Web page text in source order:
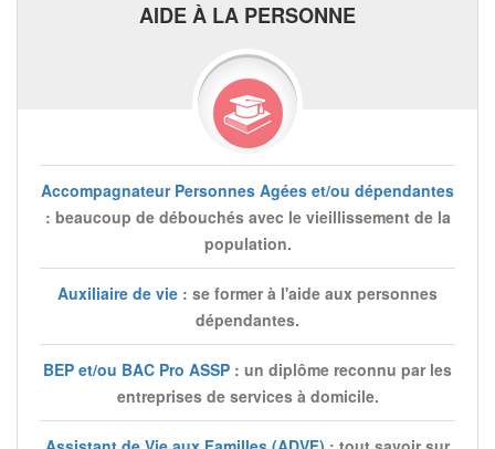
AIDE À LA PERSONNE
Accompagnateur Personnes Agées et/ou dépendantes
: beaucoup de débouchés avec le vieillissement de la
population.
Auxiliaire de vie : se former à l'aide aux personnes
dépendantes.
BEP et/ou BAC Pro ASSP : un diplôme reconnu par les
entreprises de services à domicile.